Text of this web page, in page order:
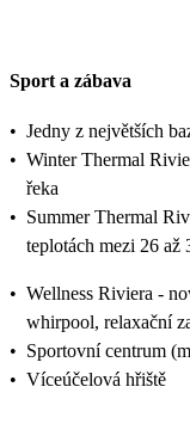
Sport a zábava
• Jedny z největších
• Winter Thermal
řeka
• Summer Thermal
teplotách mezi 26 až
• Wellness Riviera -
whirpool, relaxační
• Sportovní centrum
• Víceúčelová hřiště